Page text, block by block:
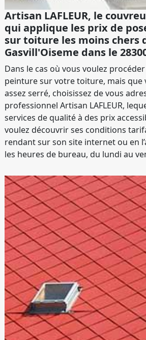
Artisan LAFLEUR, le
qui applique les prix de
sur toiture les moins chers
Gasvill'Oiseme dans le
Dans le cas où vous voulez
peinture sur votre toiture, mais que
assez serré, choisissez de vous
professionnel Artisan LAFLEUR,
services de qualité à des prix
voulez découvrir ses conditions
rendant sur son site internet ou en
les heures de bureau, du lundi au